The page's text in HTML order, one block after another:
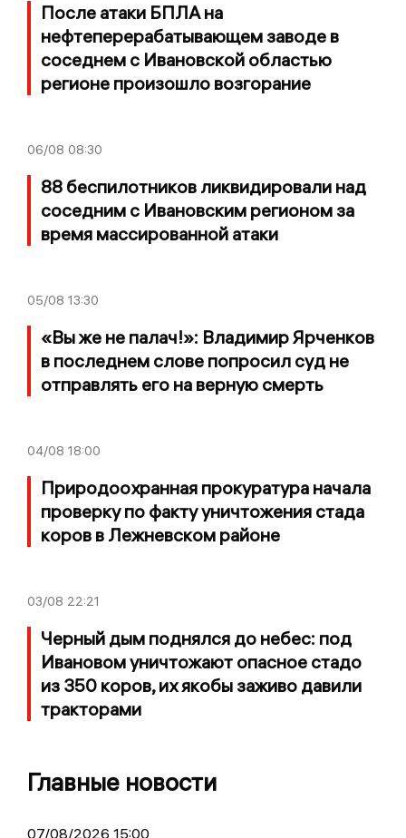
После атаки БПЛА на
нефтеперерабатывающем заводе в
соседнем с Ивановской областью
регионе произошло возгорание
06/08 08:30
88 беспилотников ликвидировали над
соседним с Ивановским регионом за
время массированной атаки
05/08 13:30
«Вы же не палач!»: Владимир Ярченков
в последнем слове попросил суд не
отправлять его на верную смерть
04/08 18:00
Природоохранная прокуратура начала
проверку по факту уничтожения стада
коров в Лежневском районе
03/08 22:21
Черный дым поднялся до небес: под
Ивановом уничтожают опасное стадо
из 350 коров, их якобы заживо давили
тракторами
Главные новости
07/08/2026 15:00